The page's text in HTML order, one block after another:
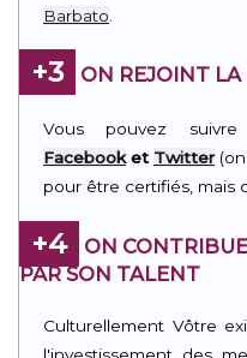
Barbato
+3 ON REJOINT
Vous pouvez
Facebooket Twitter(on
pour être certifiés, mais
+4
ON
PAR SON TALENT
Culturellement Vôtre